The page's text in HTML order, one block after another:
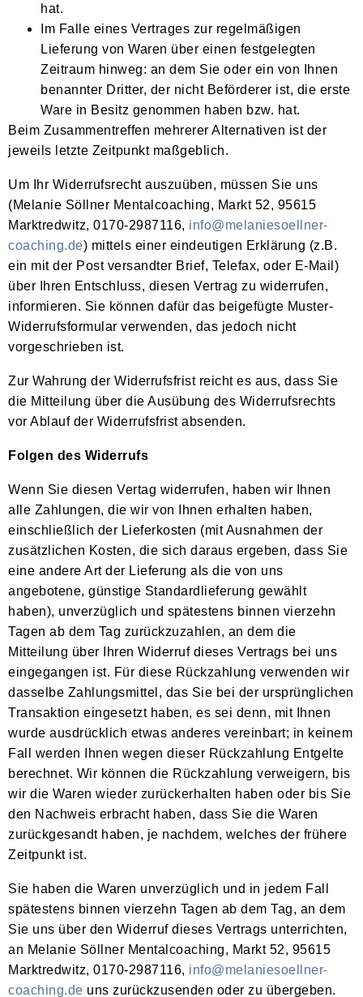
hat.
Im Falle eines Vertrages zur regelmäßigen
Lieferung von Waren über einen festgelegten
Zeitraum hinweg: an dem Sie oder ein von Ihnen
benannter Dritter, der nicht Beförderer ist, die erste
Ware in Besitz genommen haben bzw. hat.
Beim Zusammentreffen mehrerer Alternativen ist der
jeweils letzte Zeitpunkt maßgeblich.
Um Ihr Widerrufsrecht auszuüben, müssen Sie uns
(Melanie Söllner Mentalcoaching, Markt 52, 95615
Marktredwitz, 0170-2987116, info@melaniesoellner-
coaching.de) mittels einer eindeutigen Erklärung (z.B.
ein mit der Post versandter Brief, Telefax, oder E-Mail)
über Ihren Entschluss, diesen Vertrag zu widerrufen,
informieren. Sie können dafür das beigefügte Muster-
Widerrufsformular verwenden, das jedoch nicht
vorgeschrieben ist.
Zur Wahrung der Widerrufsfrist reicht es aus, dass Sie
die Mitteilung über die Ausübung des Widerrufsrechts
vor Ablauf der Widerrufsfrist absenden.
Folgen des Widerrufs
Wenn Sie diesen Vertag widerrufen, haben wir Ihnen
alle Zahlungen, die wir von Ihnen erhalten haben,
einschließlich der Lieferkosten (mit Ausnahmen der
zusätzlichen Kosten, die sich daraus ergeben, dass Sie
eine andere Art der Lieferung als die von uns
angebotene, günstige Standardlieferung gewählt
haben), unverzüglich und spätestens binnen vierzehn
Tagen ab dem Tag zurückzuzahlen, an dem die
Mitteilung über Ihren Widerruf dieses Vertrags bei uns
eingegangen ist. Für diese Rückzahlung verwenden wir
dasselbe Zahlungsmittel, das Sie bei der ursprünglichen
Transaktion eingesetzt haben, es sei denn, mit Ihnen
wurde ausdrücklich etwas anderes vereinbart; in keinem
Fall werden Ihnen wegen dieser Rückzahlung Entgelte
berechnet. Wir können die Rückzahlung verweigern, bis
wir die Waren wieder zurückerhalten haben oder bis Sie
den Nachweis erbracht haben, dass Sie die Waren
zurückgesandt haben, je nachdem, welches der frühere
Zeitpunkt ist.
Sie haben die Waren unverzüglich und in jedem Fall
spätestens binnen vierzehn Tagen ab dem Tag, an dem
Sie uns über den Widerruf dieses Vertrags unterrichten,
an Melanie Söllner Mentalcoaching, Markt 52, 95615
Marktredwitz, 0170-2987116, info@melaniesoellner-
coaching.de uns zurückzusenden oder zu übergeben.